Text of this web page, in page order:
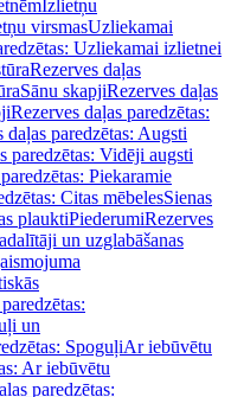
Izlietņu
virsmasUzliekamai
Uzliekamai izlietnei
Rezerves daļas
Sānu skapjiRezerves daļas
Rezerves daļas paredzētas:
daļas paredzētas: Augsti
paredzētas: Vidēji augsti
Piekaramie
Citas mēbelesSienas
plauktiPiederumiRezerves
un uzglabāšanas
un
SpoguļiAr iebūvētu
Ar iebūvētu
paredzētas: